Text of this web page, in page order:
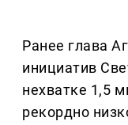
Ранее глава
инициатив
нехватке 1,5
рекордно